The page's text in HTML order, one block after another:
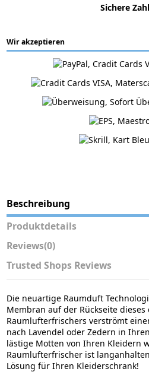
Sichere
Wir akzeptieren
Beschreibung
Produktdetails
Reviews(0)
Trusted Shops Reviews
Die neuartige Raumduft
Membran auf der Rückseite dieses
Raumlufterfrischers verströmt
nach Lavendel oder Zedern in
lästige Motten von Ihren Kleidern
Raumlufterfrischer ist
Lösung für Ihren Kleiderschrank!